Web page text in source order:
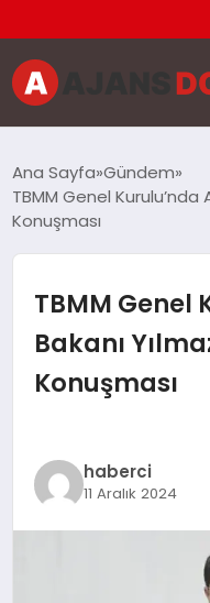
GÜNCEL
SAĞLIK
Ana Sayfa Gündem
TBMM Genel Kurulu’nda
Konuşması
TBMM Genel
Bakanı
Konuşması
haberci
11 Aralık 2024